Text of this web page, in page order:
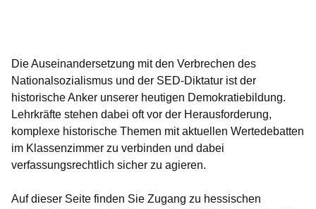
Die Auseinandersetzung mit den Verbrechen des
Nationalsozialismus und der SED-Diktatur ist der
historische Anker unserer heutigen Demokratiebildung.
Lehrkräfte stehen dabei oft vor der Herausforderung,
komplexe historische Themen mit aktuellen Wertedebatten
im Klassenzimmer zu verbinden und dabei
verfassungsrechtlich sicher zu agieren.
Auf dieser Seite finden Sie Zugang zu hessischen